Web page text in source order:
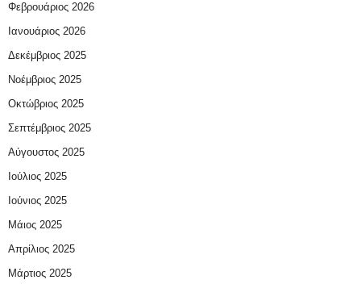
Φεβρουάριος 2026
Ιανουάριος 2026
Δεκέμβριος 2025
Νοέμβριος 2025
Οκτώβριος 2025
Σεπτέμβριος 2025
Αύγουστος 2025
Ιούλιος 2025
Ιούνιος 2025
Μάιος 2025
Απρίλιος 2025
Μάρτιος 2025